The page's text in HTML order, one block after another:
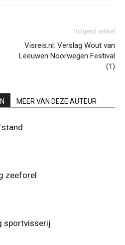
Volgend artikel
Visreis.nl: Verslag Wout van
Leeuwen Noorwegen Festival
(1)
MEER VAN DEZE AUTEUR
zeeforel
sportvisserij